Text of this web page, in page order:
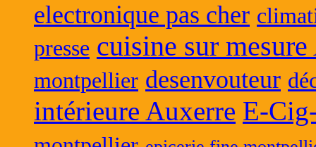
electronique pas cher
presse cuisine sur
montpellier desenvouteur
intérieure Auxerre E-